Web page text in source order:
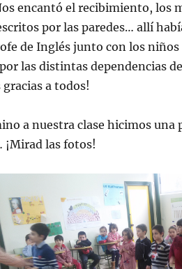
encantó el recibimiento, los
por las paredes… allí
de Inglés junto con los
las distintas dependencias
gracias a todos!
a nuestra clase hicimos una
las fotos!